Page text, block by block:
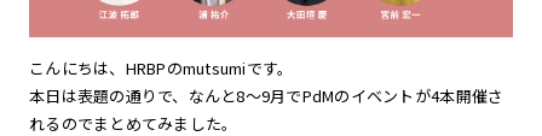
こんにちは、HRBPのmutsumiです。
本日は表題の通りで、なんと8〜9月でPdMのイベントが4本開催さ
れるのでまとめてみました。